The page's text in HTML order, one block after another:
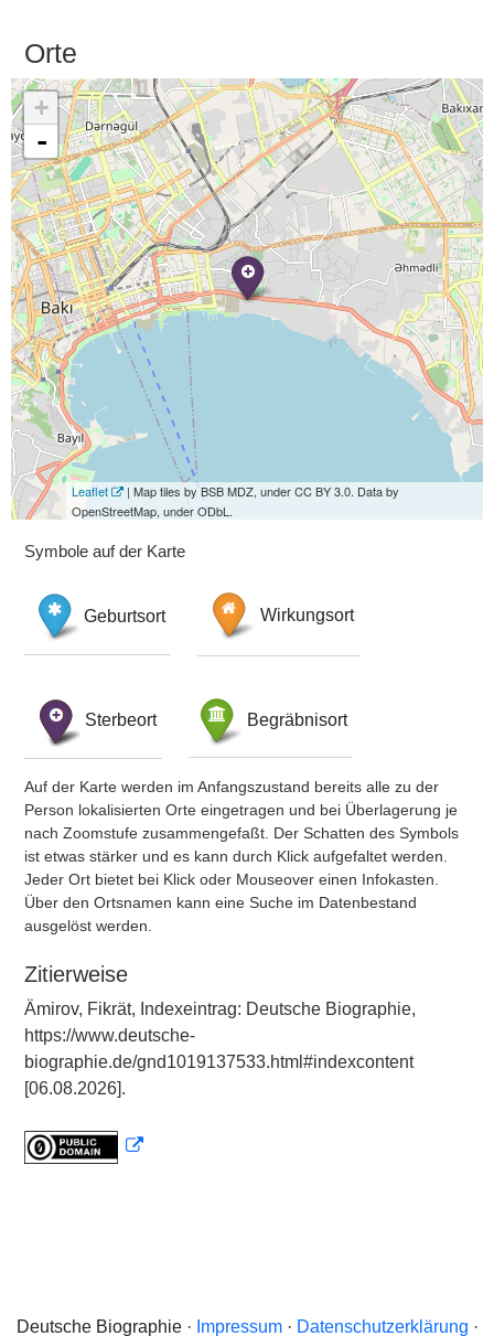
Orte
+
-
Leaflet
| Map tiles by BSB MDZ, under CC BY 3.0. Data by
OpenStreetMap, under ODbL.
Symbole auf der Karte
Geburtsort Wirkungsort
Sterbeort Begräbnisort
Auf der Karte werden im Anfangszustand bereits alle zu der
Person lokalisierten Orte eingetragen und bei Überlagerung je
nach Zoomstufe zusammengefaßt. Der Schatten des Symbols
ist etwas stärker und es kann durch Klick aufgefaltet werden.
Jeder Ort bietet bei Klick oder Mouseover einen Infokasten.
Über den Ortsnamen kann eine Suche im Datenbestand
ausgelöst werden.
Zitierweise
Ämirov, Fikrät, Indexeintrag: Deutsche Biographie,
https://www.deutsche-
biographie.de/gnd1019137533.html#indexcontent
[06.08.2026].
Deutsche Biographie · Impressum· Datenschutzerklärung ·